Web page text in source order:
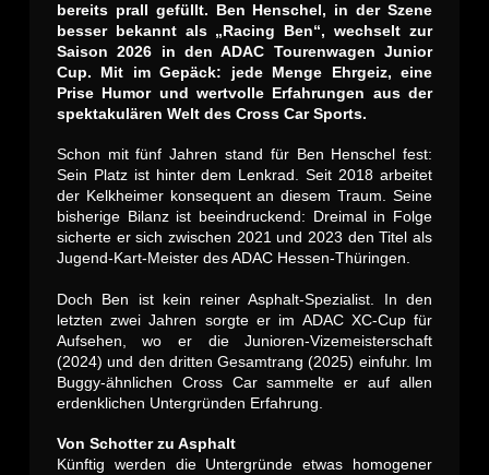
bereits prall gefüllt. Ben Henschel, in der Szene
besser bekannt als „Racing Ben“, wechselt zur
Saison 2026 in den ADAC Tourenwagen Junior
Cup. Mit im Gepäck: jede Menge Ehrgeiz, eine
Prise Humor und wertvolle Erfahrungen aus der
spektakulären Welt des Cross Car Sports.
Schon mit fünf Jahren stand für Ben Henschel fest:
Sein Platz ist hinter dem Lenkrad. Seit 2018 arbeitet
der Kelkheimer konsequent an diesem Traum. Seine
bisherige Bilanz ist beeindruckend: Dreimal in Folge
sicherte er sich zwischen 2021 und 2023 den Titel als
Jugend-Kart-Meister des ADAC Hessen-Thüringen.
Doch Ben ist kein reiner Asphalt-Spezialist. In den
letzten zwei Jahren sorgte er im ADAC XC-Cup für
Aufsehen, wo er die Junioren-Vizemeisterschaft
(2024) und den dritten Gesamtrang (2025) einfuhr. Im
Buggy-ähnlichen Cross Car sammelte er auf allen
erdenklichen Untergründen Erfahrung.
Von Schotter zu Asphalt
Künftig werden die Untergründe etwas homogener